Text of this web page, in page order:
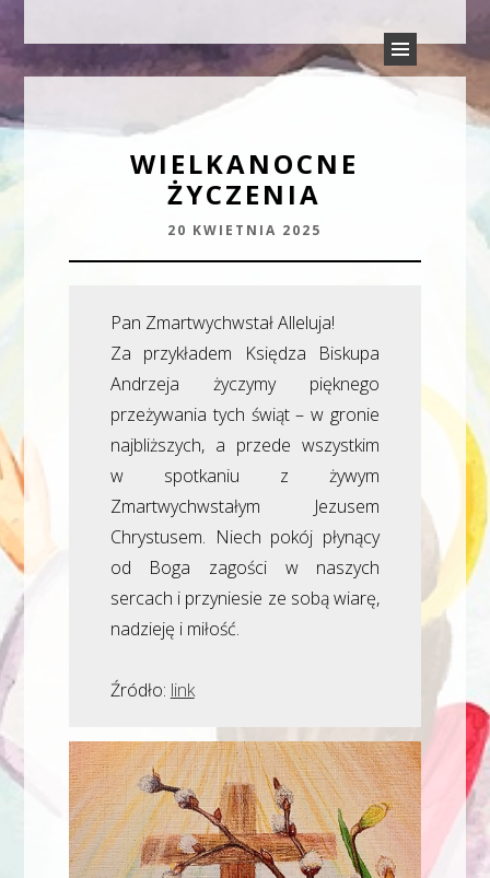
PARAFIA TRÓJCY ŚWIĘTEJ
W RUDYSZWAŁDZIE
WIELKANOCNE
ŻYCZENIA
20 KWIETNIA 2025
Pan Zmartwychwstał Alleluja!
Za przykładem Księdza Biskupa
Andrzeja życzymy pięknego
przeżywania tych świąt – w gronie
najbliższych, a przede wszystkim
w spotkaniu z żywym
Zmartwychwstałym Jezusem
Chrystusem. Niech pokój płynący
od Boga zagości w naszych
sercach i przyniesie ze sobą wiarę,
nadzieję i miłość.
Źródło: link